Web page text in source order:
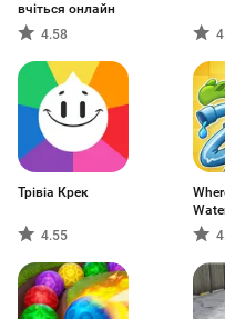
вчіться онлайн
4.58
Трівіа Крек
4.55